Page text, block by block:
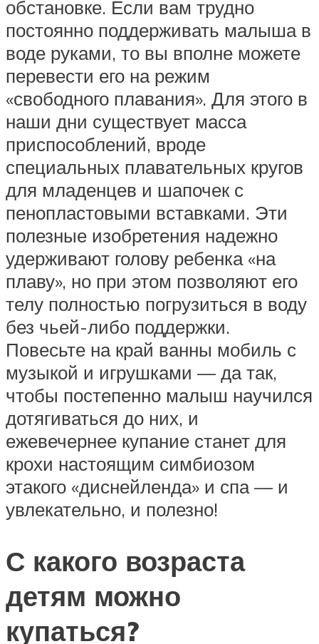
обстановке. Если вам трудно
постоянно поддерживать малыша в
воде руками, то вы вполне можете
перевести его на режим
«свободного плавания». Для этого в
наши дни существует масса
приспособлений, вроде
специальных плавательных кругов
для младенцев и шапочек с
пенопластовыми вставками. Эти
полезные изобретения надежно
удерживают голову ребенка «на
плаву», но при этом позволяют его
телу полностью погрузиться в воду
без чьей-либо поддержки.
Повесьте на край ванны мобиль с
музыкой и игрушками — да так,
чтобы постепенно малыш научился
дотягиваться до них, и
ежевечернее купание станет для
крохи настоящим симбиозом
этакого «диснейленда» и спа — и
увлекательно, и полезно!
С какого возраста
детям можно
купаться?